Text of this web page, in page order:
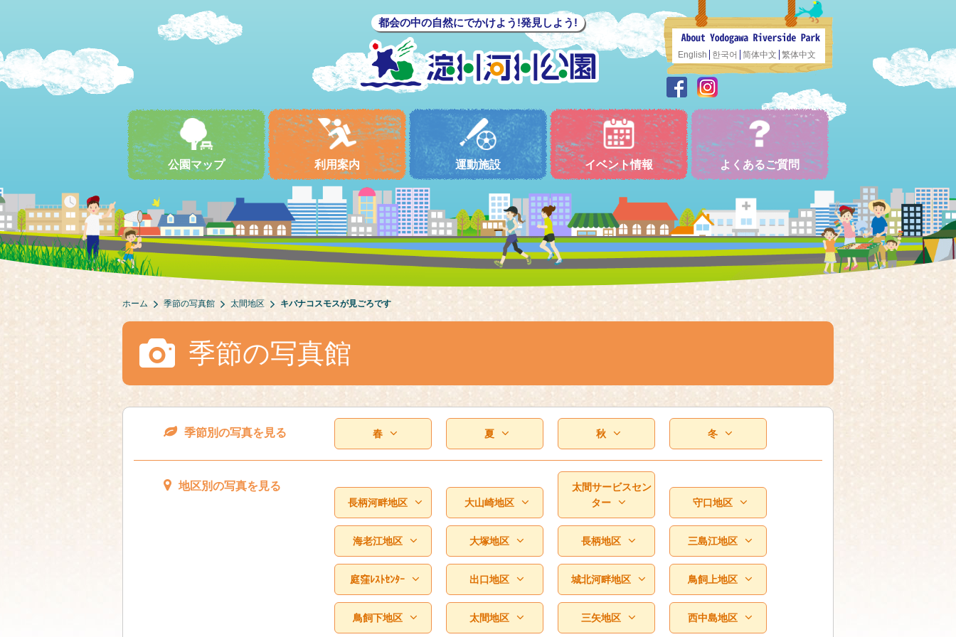
都会の中の自然にでかけよう!発見しよう!
English 한국어 简体中文 繁体中文
公園マップ 利用案内 運動施設 イベント情報 よくあるご質問
ホーム 季節の写真館 太間地区 キバナコスモスが見ごろです
季節の写真館
季節別の写真を見る 春 夏 秋 冬
地区別の写真を見る
長柄河畔地区 大山崎地区
太間サービスセン
ター
守口地区
海老江地区 大塚地区 長柄地区 三島江地区
庭窪ﾚｽﾄｾﾝﾀｰ 出口地区 城北河畔地区 鳥飼上地区
鳥飼下地区 太間地区 三矢地区 西中島地区